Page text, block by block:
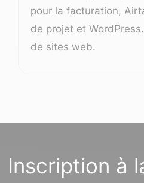
pour la facturation,
de projet et
de sites web.
Inscription à